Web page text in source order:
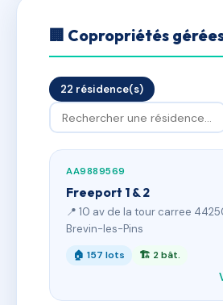
🏢 Copropriétés
22 résidence(s)
AA9889569
Freeport 1 & 2
📍 10 av de la tour carree
Brevin-les-Pins
🏠 157 lots 🏗 2 bât.